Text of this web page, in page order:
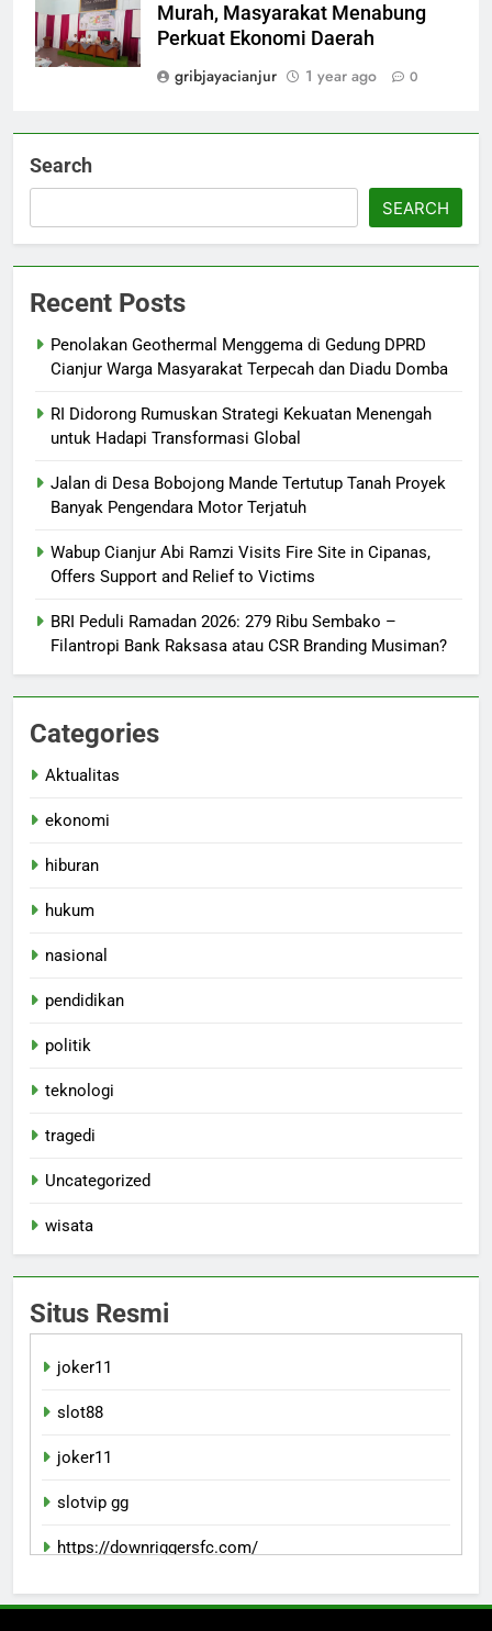
Murah, Masyarakat Menabung
Perkuat Ekonomi Daerah
gribjayacianjur
1 year ago 0
Search
SEARCH
Recent Posts
Penolakan Geothermal Menggema di Gedung DPRD
Cianjur Warga Masyarakat Terpecah dan Diadu Domba
RI Didorong Rumuskan Strategi Kekuatan Menengah
untuk Hadapi Transformasi Global
Jalan di Desa Bobojong Mande Tertutup Tanah Proyek
Banyak Pengendara Motor Terjatuh
Wabup Cianjur Abi Ramzi Visits Fire Site in Cipanas,
Offers Support and Relief to Victims
BRI Peduli Ramadan 2026: 279 Ribu Sembako –
Filantropi Bank Raksasa atau CSR Branding Musiman?
Categories
Aktualitas
ekonomi
hiburan
hukum
nasional
pendidikan
politik
teknologi
tragedi
Uncategorized
wisata
Situs Resmi
joker11
slot88
joker11
slotvip gg
https://downriggersfc.com/
bento11 daftar